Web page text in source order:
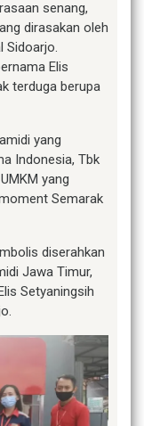
senang,
dirasakan oleh
Sidoarjo.
Elis
terduga berupa
yang
Indonesia, Tbk
yang
Semarak
diserahkan
Jawa Timur,
Setyaningsih